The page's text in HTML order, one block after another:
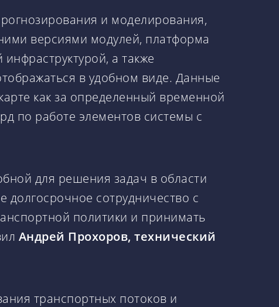
и моделирования,
версиями модулей, платформа
а также
в удобном виде. Данные
как за определенный временной
по работе элементов системы с
для решения задач в области
сотрудничество с
политики и принимать
Андрей Прохоров, технический
транспортных потоков и